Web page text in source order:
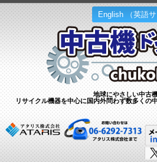
English （英語サ
地球にやさしい中古
リサイクル機器を中心に国内外問わず数多くの